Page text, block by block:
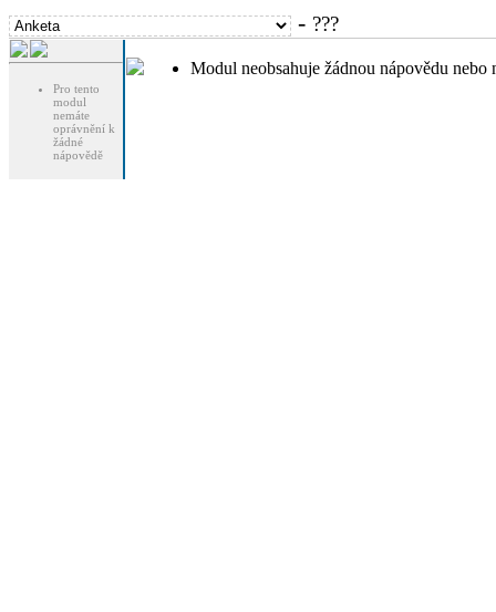
- ???
Pro tento
modul
nemáte
oprávnění k
žádné
nápovědě
Modul neobsahuje žádnou nápovědu nebo